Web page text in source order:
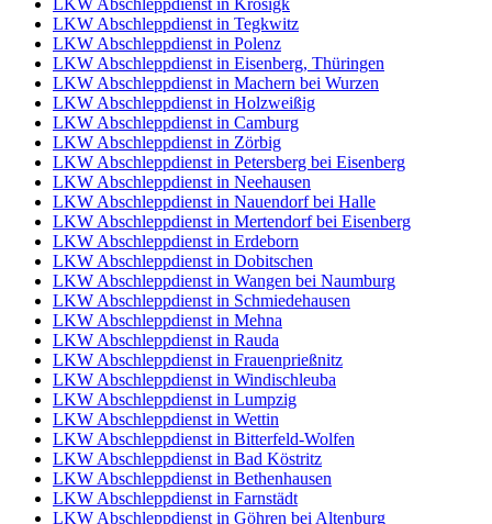
LKW Abschleppdienst in Tegkwitz
LKW Abschleppdienst in Polenz
LKW Abschleppdienst in Eisenberg, Thüringen
LKW Abschleppdienst in Machern bei Wurzen
LKW Abschleppdienst in Holzweißig
LKW Abschleppdienst in Camburg
LKW Abschleppdienst in Zörbig
LKW Abschleppdienst in Petersberg bei Eisenberg
LKW Abschleppdienst in Neehausen
LKW Abschleppdienst in Nauendorf bei Halle
LKW Abschleppdienst in Mertendorf bei Eisenberg
LKW Abschleppdienst in Erdeborn
LKW Abschleppdienst in Dobitschen
LKW Abschleppdienst in Wangen bei Naumburg
LKW Abschleppdienst in Schmiedehausen
LKW Abschleppdienst in Mehna
LKW Abschleppdienst in Rauda
LKW Abschleppdienst in Frauenprießnitz
LKW Abschleppdienst in Windischleuba
LKW Abschleppdienst in Lumpzig
LKW Abschleppdienst in Wettin
LKW Abschleppdienst in Bitterfeld-Wolfen
LKW Abschleppdienst in Bad Köstritz
LKW Abschleppdienst in Bethenhausen
LKW Abschleppdienst in Farnstädt
LKW Abschleppdienst in Göhren bei Altenburg